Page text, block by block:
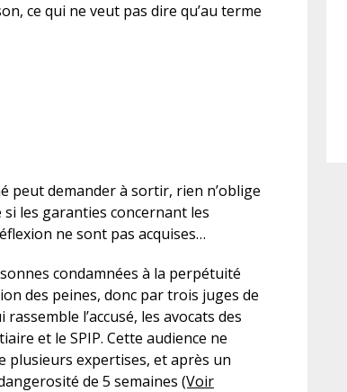
ce qui ne veut pas dire qu’au terme
peut demander à sortir, rien n’oblige
les garanties concernant les
ne sont pas acquises…
condamnées à la perpétuité
des peines, donc par trois juges de
l’accusé, les avocats des
et le SPIP. Cette audience ne
plusieurs expertises, et après un
de 5 semaines (Voir